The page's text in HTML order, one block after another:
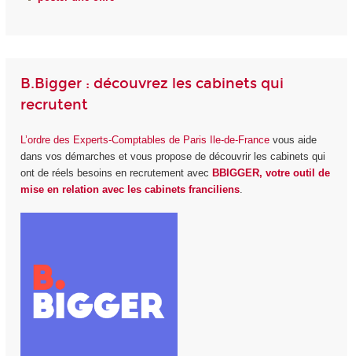
B.Bigger : découvrez les cabinets qui
recrutent
L’ordre des Experts-Comptables de Paris Ile-de-Francevous aide
dans vos démarches et vous propose de découvrir les cabinets qui
ont de réels besoins en recrutement avec BBIGGER, votre outil de
mise en relation avec les cabinets franciliens.